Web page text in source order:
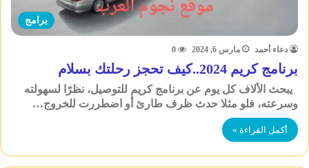
برامج
دعاء أحمد مارس 6, 2024 0
برنامج كريم 2024..كيف تحجز رحلتك بسلام
يبحث الألاف كل يوم عن برنامج كريم للتوصيل، نظرًا لسهولته
وسرعته، فلو مثلا حدث ظرف طارئ أو اضطررت للخروج…
أكمل القراءة »